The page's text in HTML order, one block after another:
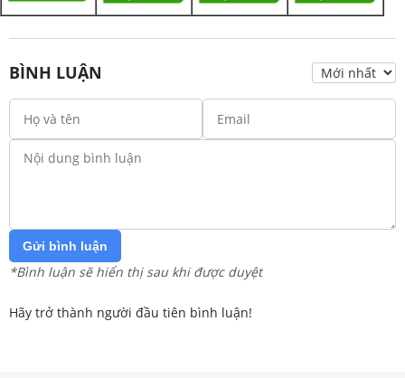
BÌNH LUẬN
Gửi bình luận
*Bình luận sẽ hiển thị sau khi được duyệt
Hãy trở thành người đầu tiên bình luận!